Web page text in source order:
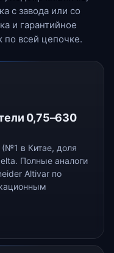
с завода или со
и гарантийное
всей цепочке.
0,75–630
в Китае, доля
Полные аналоги
Altivar по